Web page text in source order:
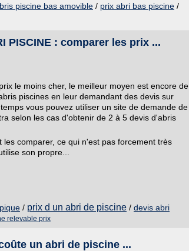
piscine bas amovible / prix abri bas piscine /
PISCINE : comparer les prix ...
le moins cher, le meilleur moyen est encore de
piscines en leur demandant des devis sur
vous pouvez utiliser un site de demande de
selon les cas d'obtenir de 2 à 5 devis d'abris
comparer, ce qui n'est pas forcement très
son propre...
/ prix d un abri de piscine / devis abri
relevable prix
un abri de piscine ...